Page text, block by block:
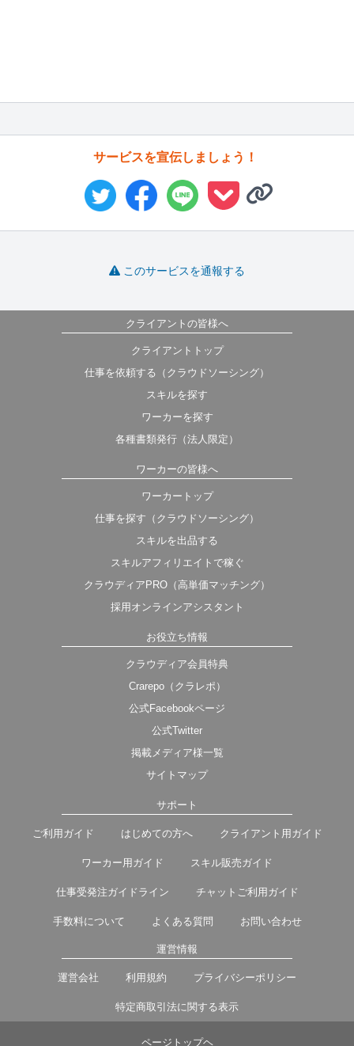
サービスを宣伝しましょう！
このサービスを通報する
クライアントの皆様へ
クライアントトップ
仕事を依頼する（クラウドソーシング）
スキルを探す
ワーカーを探す
各種書類発行（法人限定）
ワーカーの皆様へ
ワーカートップ
仕事を探す（クラウドソーシング）
スキルを出品する
スキルアフィリエイトで稼ぐ
クラウディアPRO（高単価マッチング）
採用オンラインアシスタント
お役立ち情報
クラウディア会員特典
Crarepo（クラレポ）
公式Facebookページ
公式Twitter
掲載メディア様一覧
サイトマップ
サポート
ご利用ガイド はじめての方へ クライアント用ガイド
ワーカー用ガイド スキル販売ガイド
仕事受発注ガイドライン チャットご利用ガイド
手数料について よくある質問 お問い合わせ
運営情報
運営会社 利用規約 プライバシーポリシー
特定商取引法に関する表示
ページトップヘ